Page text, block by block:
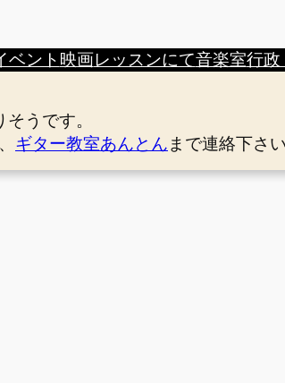
ベント 映画レッスンにて音楽室行政
うです。
ギター教室あんとん まで連絡下さ